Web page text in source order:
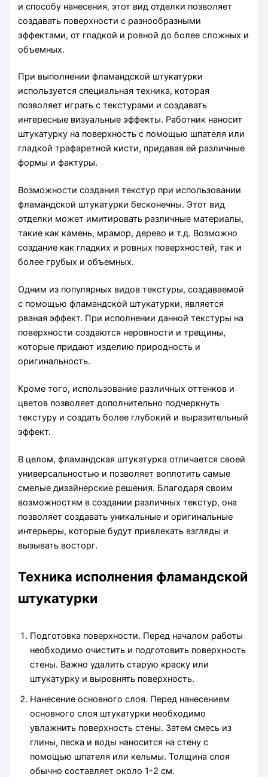
и способу нанесения, этот вид отделки позволяет
создавать поверхности с разнообразными
эффектами, от гладкой и ровной до более сложных и
объемных.
При выполнении фламандской штукатурки
используется специальная техника, которая
позволяет играть с текстурами и создавать
интересные визуальные эффекты. Работник наносит
штукатурку на поверхность с помощью шпателя или
гладкой трафаретной кисти, придавая ей различные
формы и фактуры.
Возможности создания текстур при использовании
фламандской штукатурки бесконечны. Этот вид
отделки может имитировать различные материалы,
такие как камень, мрамор, дерево и т.д. Возможно
создание как гладких и ровных поверхностей, так и
более грубых и объемных.
Одним из популярных видов текстуры, создаваемой
с помощью фламандской штукатурки, является
рваная эффект. При исполнении данной текстуры на
поверхности создаются неровности и трещины,
которые придают изделию природность и
оригинальность.
Кроме того, использование различных оттенков и
цветов позволяет дополнительно подчеркнуть
текстуру и создать более глубокий и выразительный
эффект.
В целом, фламандская штукатурка отличается своей
универсальностью и позволяет воплотить самые
смелые дизайнерские решения. Благодаря своим
возможностям в создании различных текстур, она
позволяет создавать уникальные и оригинальные
интерьеры, которые будут привлекать взгляды и
вызывать восторг.
Техника исполнения фламандской
штукатурки
Подготовка поверхности. Перед началом работы
необходимо очистить и подготовить поверхность
стены. Важно удалить старую краску или
штукатурку и выровнять поверхность.
Нанесение основного слоя. Перед нанесением
основного слоя штукатурки необходимо
увлажнить поверхность стены. Затем смесь из
глины, песка и воды наносится на стену с
помощью шпателя или кельмы. Толщина слоя
обычно составляет около 1-2 см.